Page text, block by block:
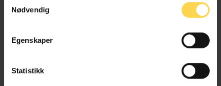
Nødvendig
Egenskaper
Statistikk